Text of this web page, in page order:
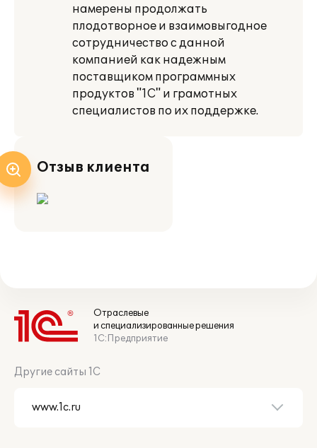
намерены продолжать
плодотворное и взаимовыгодное
сотрудничество с данной
компанией как надежным
поставщиком программных
продуктов "1С" и грамотных
специалистов по их поддержке.
Отзыв клиента
Отраслевые
и специализированные решения
1С:Предприятие
Другие сайты 1С